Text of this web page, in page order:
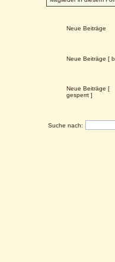
Neue Beiträge
Neue Beiträge [
Neue Beiträge [
gesperrt ]
Suche nach: